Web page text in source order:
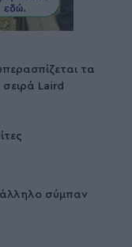
τα
Laird
σύμπαν